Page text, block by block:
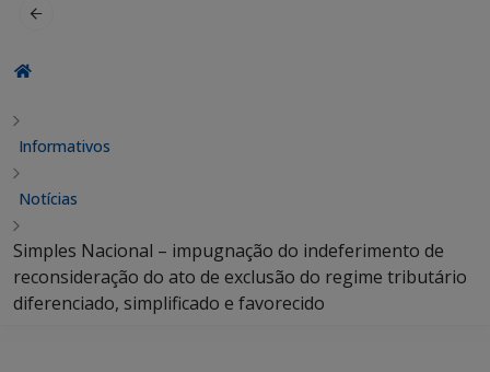
Informativos
Notícias
Simples Nacional – impugnação do indeferimento de
reconsideração do ato de exclusão do regime tributário
diferenciado, simplificado e favorecido